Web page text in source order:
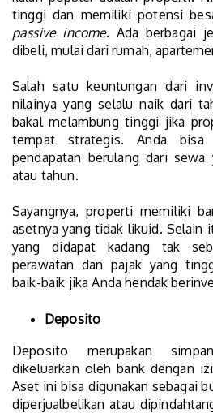
tinggi dan memiliki potensi
passive income. Ada berbagai
dibeli, mulai dari rumah,
Salah satu keuntungan dari
nilainya yang selalu naik dari
bakal melambung tinggi jika
tempat strategis. Anda bisa
pendapatan berulang dari
atau tahun.
Sayangnya, properti memiliki
asetnya yang tidak likuid. Selain
yang didapat kadang tak
perawatan dan pajak yang
baik-baik jika Anda hendak
Deposito
Deposito merupakan
dikeluarkan oleh bank dengan
Aset ini bisa digunakan sebagai
diperjualbelikan atau